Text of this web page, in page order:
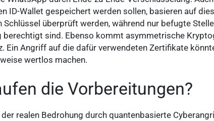
ID-Wallet gespeichert werden sollen, basieren auf
Schlüssel überprüft werden, während nur befugte
berechtigt sind. Ebenso kommt asymmetrische
Ein Angriff auf die dafür verwendeten Zertifikate
wertlos machen.
die Vorbereitungen?
realen Bedrohung durch quantenbasierte